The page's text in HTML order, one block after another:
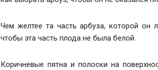
Чем желтее та часть арбуза, которой он
чтобы эта часть плода не была белой.
Коричневые пятна и полоски на